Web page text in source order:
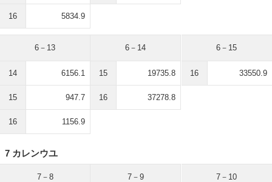
16 5834.9
6－13
14 6156.1
15 947.7
16 1156.9
6－14
15 19735.8
16 37278.8
6－15
16 33550.9
7 カレンウユ
7－8 7－9 7－10